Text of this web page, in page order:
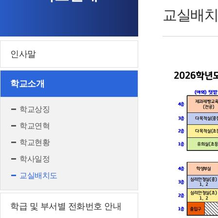
인사말
학교소개
학교상징
학교연혁
학교현황
학사일정
교실배치도
학급 및 부서별 전화번호 안내
교실배